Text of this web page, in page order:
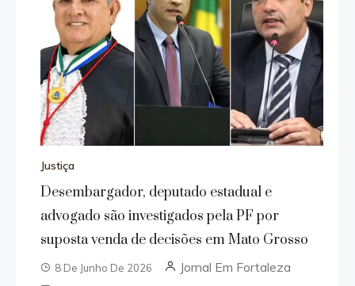
Justiça
Desembargador, deputado estadual e
advogado são investigados pela PF por
suposta venda de decisões em Mato Grosso
8 De Junho De 2026 Jornal Em Fortaleza